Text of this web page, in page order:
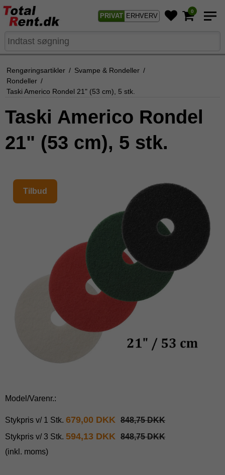
PRIVAT ERHVERV
0
Rengøringsartikler / Svampe & Rondeller /
Rondeller /
Taski Americo Rondel 21" (53 cm), 5 stk.
Taski Americo Rondel
21" (53 cm), 5 stk.
Tilbud
Model/Varenr.:
Stykpris v/ 1 Stk. 679,00 DKK 848,75 DKK
Stykpris v/ 3 Stk. 594,13 DKK 848,75 DKK
(inkl. moms)